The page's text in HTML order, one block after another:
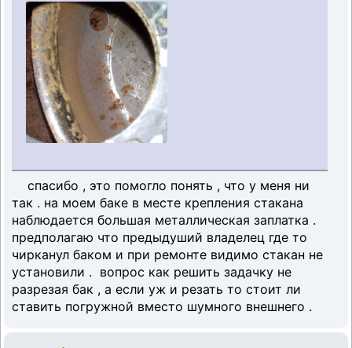
спасибо , это помогло понять , что у меня ни
так . на моем баке в месте крепления стакана
наблюдается большая металлическая заплатка .
предполагаю что предыдуший владелец где то
чирканул баком и при ремонте видимо стакан не
установили . вопрос как решить задачку не
разрезая бак , а если уж и резать то стоит ли
ставить погружной вместо шумного внешнего .